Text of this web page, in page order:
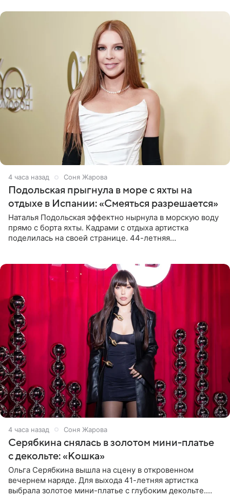
4 часа назад Соня Жарова
Подольская прыгнула в море с яхты на
отдыхе в Испании: «Смеяться разрешается»
Наталья Подольская эффектно нырнула в морскую воду
прямо с борта яхты. Кадрами с отдыха артистка
поделилась на своей странице. 44-летняя
4 часа назад Соня Жарова
Серябкина снялась в золотом мини-платье
с декольте: «Кошка»
Ольга Серябкина вышла на сцену в откровенном
вечернем наряде. Для выхода 41-летняя артистка
выбрала золотое мини-платье с глубоким декольте.